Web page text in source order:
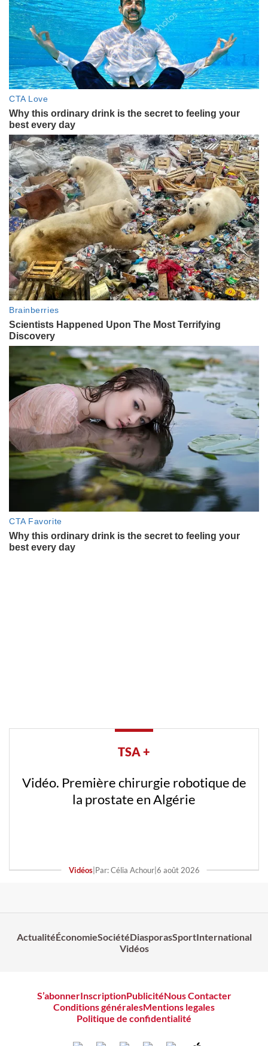
TSA +
Vidéo. Première chirurgie robotique de
la prostate en Algérie
Vidéos| Par: Célia Achour| 6 août 2026
ActualitéÉconomieSociétéDiasporasSportInternational
Vidéos
S’abonnerInscriptionPublicitéNous Contacter
Conditions généralesMentions legales
Politique de confidentialité